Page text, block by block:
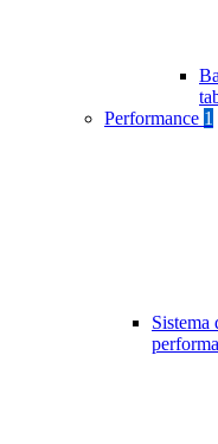
Performance 1
Sistema